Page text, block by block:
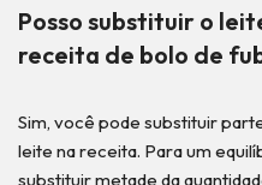
Posso substituir o
receita de bolo de
Sim, você pode substituir
leite na receita. Para um
substituir metade da